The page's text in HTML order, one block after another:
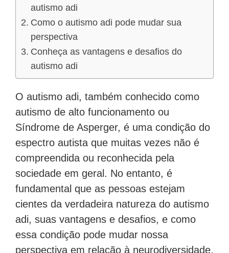
autismo adi
Como o autismo adi pode mudar sua
perspectiva
Conheça as vantagens e desafios do
autismo adi
O autismo adi, também conhecido como
autismo de alto funcionamento ou
Síndrome de Asperger, é uma condição do
espectro autista que muitas vezes não é
compreendida ou reconhecida pela
sociedade em geral. No entanto, é
fundamental que as pessoas estejam
cientes da verdadeira natureza do autismo
adi, suas vantagens e desafios, e como
essa condição pode mudar nossa
perspectiva em relação à neurodiversidade.